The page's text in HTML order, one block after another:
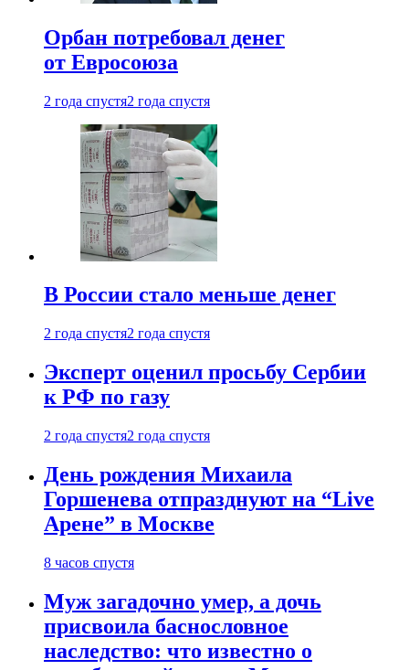
Орбан потребовал денег
от Евросоюза
2 года спустя2 года спустя
В России стало меньше денег
2 года спустя2 года спустя
Эксперт оценил просьбу Сербии
к РФ по газу
2 года спустя2 года спустя
День рождения Михаила
Горшенева отпразднуют на “Live
Арене” в Москве
8 часов спустя
Муж загадочно умер, а дочь
присвоила баснословное
наследство: что известно о